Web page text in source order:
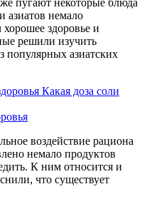
азиатов немало
здоровье и
решили изучить
популярных азиатских
Какая доза соли
воздействие рациона
немало продуктов
К ним относится и
что существует